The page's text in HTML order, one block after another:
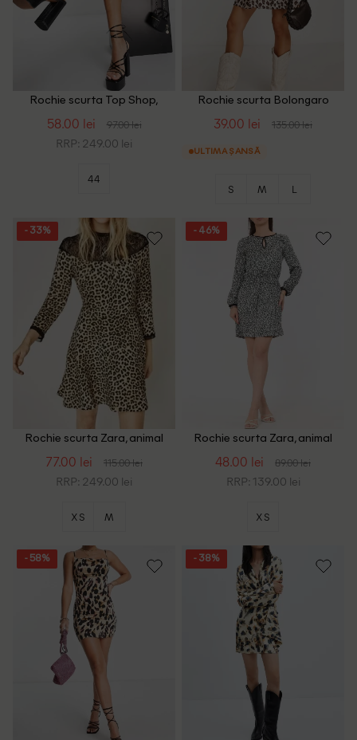
Rochie scurta Top Shop,
58.00 lei 97.00 lei
RRP: 249.00 lei
44
Rochie scurta Bolongaro
39.00 lei 135.00 lei
ULTIMA ȘANSĂ
S M L
- 33%
Rochie scurta Zara, animal
77.00 lei 115.00 lei
RRP: 249.00 lei
XS M
- 46%
Rochie scurta Zara, animal
48.00 lei 89.00 lei
RRP: 139.00 lei
XS
- 58% - 38%